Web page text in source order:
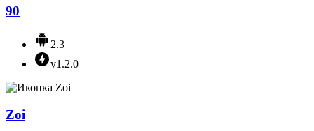
90
2.3
v1.2.0
Zoi